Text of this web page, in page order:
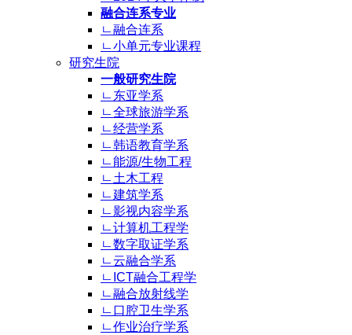
融合连系专业
ㄴ融合连系
ㄴ小单元专业课程
研究生院
一般研究生院
ㄴ东亚学系
ㄴ全球旅游学系
ㄴ经营学系
ㄴ韩语教育学系
ㄴ能源/生物工程
ㄴ土木工程
ㄴ建筑学系
ㄴ影视内容学系
ㄴ计算机工程学
ㄴ数字取证学系
ㄴ云融合学系
ㄴICT融合工程学
ㄴ融合放射线学
ㄴ口腔卫生学系
ㄴ作业治疗学系